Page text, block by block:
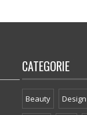
CATEGORIE
Beauty Design